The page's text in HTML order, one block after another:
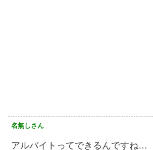
名無しさん
アルバイトってできるんですね…